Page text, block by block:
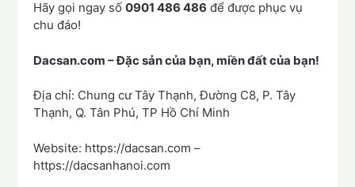
Hãy gọi ngay số0901 486 486 để được phục vụ
chu đáo!
Dacsan.com – Đặc sản của bạn, miền đất của bạn!
Địa chỉ: Chung cư Tây Thạnh, Đường C8, P. Tây
Thạnh, Q. Tân Phú, TP Hồ Chí Minh
Website: https://dacsan.com –
https://dacsanhanoi.com